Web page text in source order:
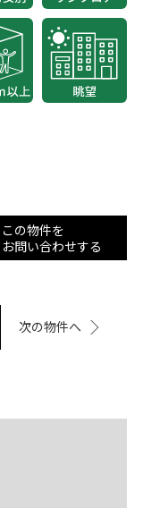
この物件を
お問い合わせする
次の物件へ